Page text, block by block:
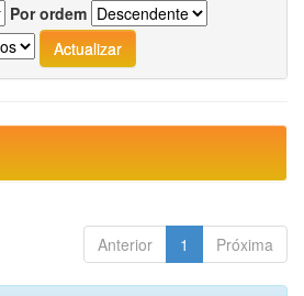
Por ordem
Anterior 1 Próxima